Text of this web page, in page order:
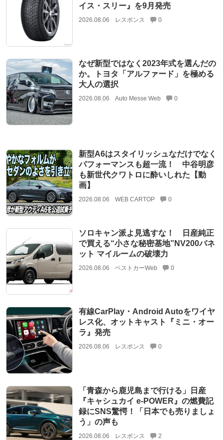
イス・スリー』を9月発売
2026.08.06 レスポンス 0
なぜ新型ではなく2023年式を選んだの
か。トヨタ「アルファード」を極める
大人の選択
2026.08.06 Auto Messe Web 0
新型A6はスタイリッシュなだけでなく
パフォーマンスも超一流！ 中谷明彦
も新世代クワトロに酔いしれた【動
画】
2026.08.06 WEB CARTOP 0
ソロキャン派よ見逃すな！ 日産純正
で買える“小さな秘密基地”NV200バネ
ット マイルームの破壊力
2026.08.06 ベストカーWeb 0
有線CarPlay・Android Autoをワイヤ
レス化、オットキャスト『ミニ・オー
ラ』発売
2026.08.06 レスポンス 0
「青森から鹿児島まで行ける」日産
『キャシュカイ e-POWER』の燃費記
録にSNS驚愕！「日本でも売りましょ
う」の声も
2026.08.06 レスポンス 2